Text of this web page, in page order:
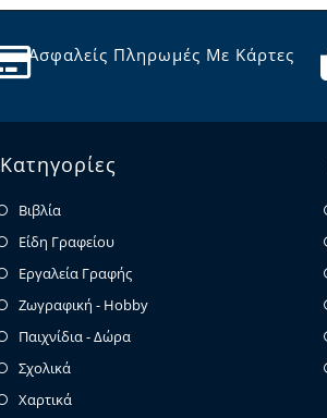
Ασφαλείς Πληρωμές Με Κάρτες
Κατηγορίες
Βιβλία
Είδη Γραφείου
Εργαλεία Γραφής
Ζωγραφική - Hobby
Παιχνίδια - Δώρα
Σχολικά
Χαρτικά